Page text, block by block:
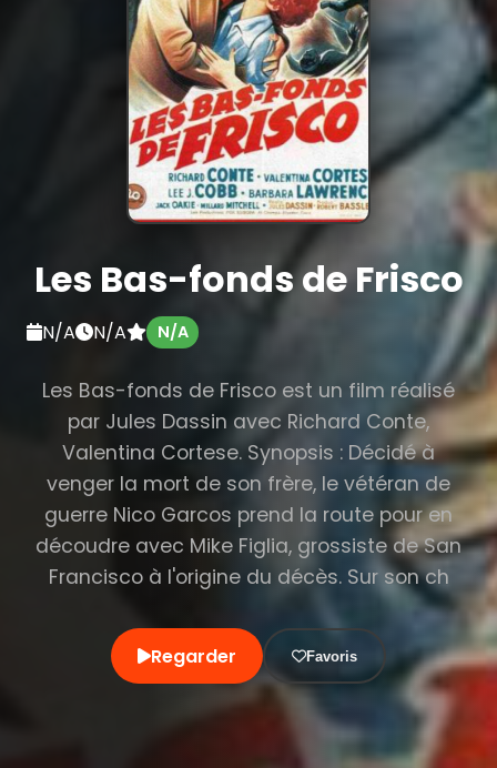
Les Bas-fonds de Frisco
N/A N/A N/A
Les Bas-fonds de Frisco est un film réalisé
par Jules Dassin avec Richard Conte,
Valentina Cortese. Synopsis : Décidé à
venger la mort de son frère, le vétéran de
guerre Nico Garcos prend la route pour en
découdre avec Mike Figlia, grossiste de San
Francisco à l'origine du décès. Sur son ch
Regarder Favoris